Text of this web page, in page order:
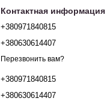
Контактная информация
+380971840815
+380630614407
Перезвонить вам?
+380971840815
+380630614407